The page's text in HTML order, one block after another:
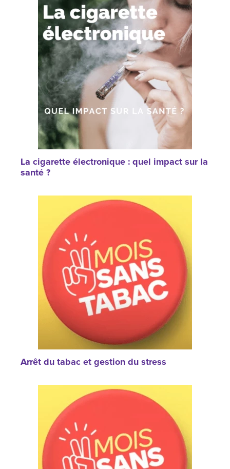
La cigarette électronique : quel impact sur la
santé ?
Arrêt du tabac et gestion du stress